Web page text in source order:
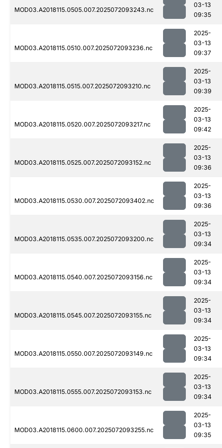
MOD03.A2018115.0505.007.2025072093243.nc
03-13
09:35
MOD03.A2018115.0510.007.2025072093236.nc
2025-
03-13
09:37
MOD03.A2018115.0515.007.2025072093210.nc
2025-
03-13
09:39
MOD03.A2018115.0520.007.2025072093217.nc
2025-
03-13
09:42
MOD03.A2018115.0525.007.2025072093152.nc
2025-
03-13
09:36
MOD03.A2018115.0530.007.2025072093402.nc
2025-
03-13
09:36
MOD03.A2018115.0535.007.2025072093200.nc
2025-
03-13
09:34
MOD03.A2018115.0540.007.2025072093156.nc
2025-
03-13
09:34
MOD03.A2018115.0545.007.2025072093155.nc
2025-
03-13
09:34
MOD03.A2018115.0550.007.2025072093149.nc
2025-
03-13
09:34
MOD03.A2018115.0555.007.2025072093153.nc
2025-
03-13
09:34
MOD03.A2018115.0600.007.2025072093255.nc
2025-
03-13
09:35